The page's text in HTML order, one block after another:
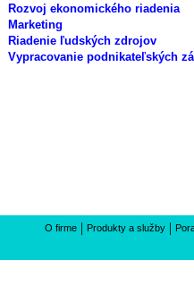
Rozvoj ekonomického riadenia
Marketing
Riadenie ľudských zdrojov
Vypracovanie podnikateľských
O firme | Produkty a služby |